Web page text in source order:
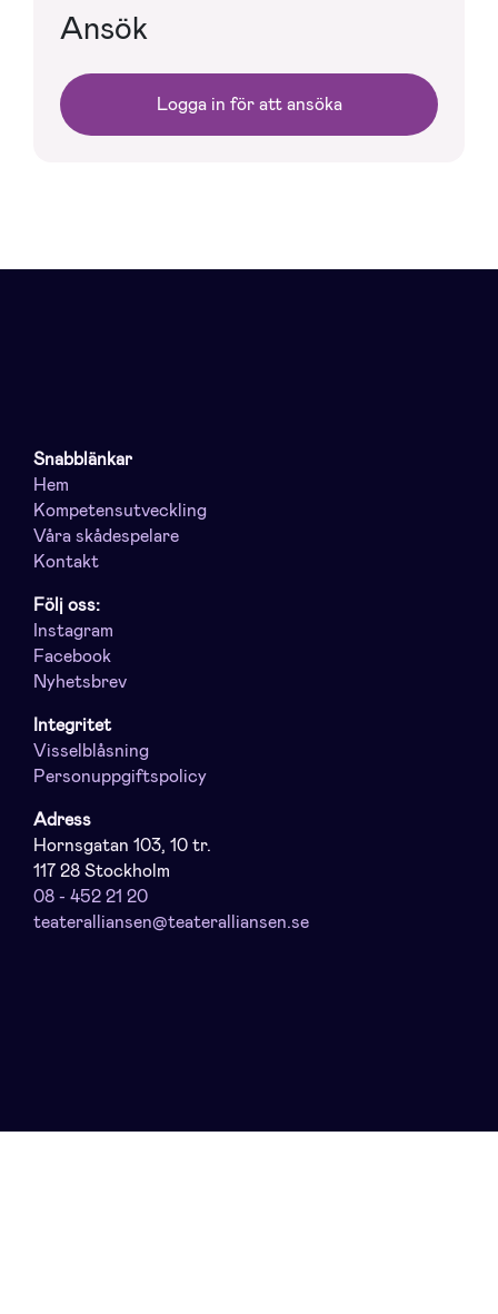
Ansök
Logga in för att ansöka
Snabblänkar
Hem
Kompetensutveckling
Våra skådespelare
Kontakt
Följ oss:
Instagram
Facebook
Nyhetsbrev
Integritet
Visselblåsning
Personuppgiftspolicy
Adress
Hornsgatan 103, 10 tr.
117 28 Stockholm
08 - 452 21 20
teateralliansen@teateralliansen.se